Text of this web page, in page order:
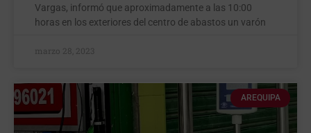
Vargas, informó que aproximadamente a las 10:00
horas en los exteriores del centro de abastos un varón
marzo 28, 2023
AREQUIPA